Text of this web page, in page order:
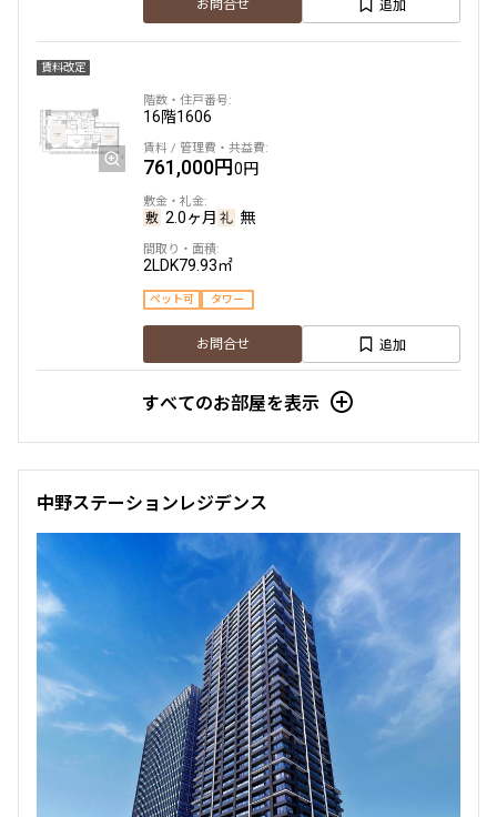
お問合せ 追加
賃料改定
16階1606
761,000円0円
2.0ヶ月 無
2LDK79.93㎡
ペット可 タワー
お問合せ 追加
344,000円0円
2.0ヶ月
45.13㎡
タワー
お問合せ 追加
11階1104
すべてのお部屋を表示
中野ステーションレジデンス